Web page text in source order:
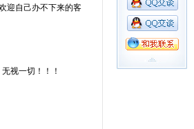
迎自己办不下来的客
无视一切！！！